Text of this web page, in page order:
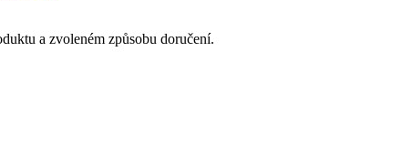
a zvoleném způsobu doručení.